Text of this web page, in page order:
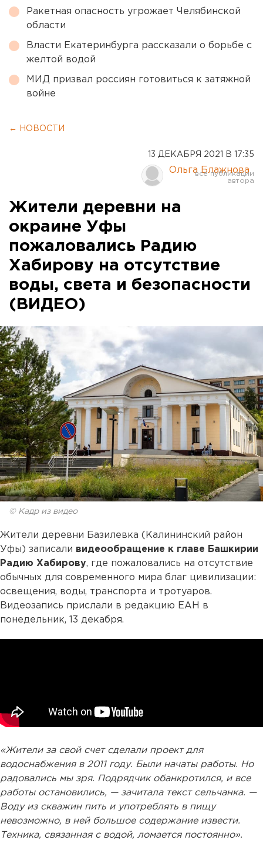
Ракетная опасность угрожает Челябинской
области
Власти Екатеринбурга рассказали о борьбе с
желтой водой
МИД призвал россиян готовиться к затяжной
войне
← НОВОСТИ
13 ДЕКАБРЯ 2021 В 17:35
Ольга Блажнова
Жители деревни на
окраине Уфы
пожаловались Радию
Хабирову на отсутствие
воды, света и безопасности
(ВИДЕО)
© Кадр из видео
Жители деревни Базилевка (Калининский район
Уфы) записали видеообращение к главе Башкирии
Радию Хабирову, где пожаловались на отсутствие
обычных для современного мира благ цивилизации:
освещения, воды, транспорта и тротуаров.
Видеозапись прислали в редакцию ЕАН в
понедельник, 13 декабря.
«Жители за свой счет сделали проект для
водоснабжения в 2011 году. Были начаты работы. Но
радовались мы зря. Подрядчик обанкротился, и все
работы остановились, — зачитала текст сельчанка. —
Воду из скважин пить и употреблять в пищу
невозможно, в ней большое содержание извести.
Техника, связанная с водой, ломается постоянно».